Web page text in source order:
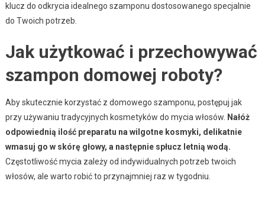
klucz do odkrycia idealnego szamponu dostosowanego specjalnie
do Twoich potrzeb.
Jak użytkować i przechowywać
szampon domowej roboty?
Aby skutecznie korzystać z domowego szamponu, postępuj jak
przy używaniu tradycyjnych kosmetyków do mycia włosów. Nałóż
odpowiednią ilość preparatu na wilgotne kosmyki, delikatnie
wmasuj go w skórę głowy, a następnie spłucz letnią wodą.
Częstotliwość mycia zależy od indywidualnych potrzeb twoich
włosów, ale warto robić to przynajmniej raz w tygodniu.